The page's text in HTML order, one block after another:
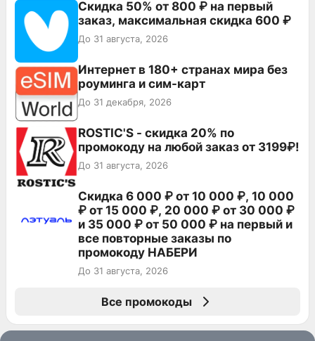
Скидка 50% от 800 ₽ на первый
заказ, максимальная скидка 600 ₽
До 31 августа, 2026
Интернет в 180+ странах мира без
роуминга и сим-карт
До 31 декабря, 2026
ROSTIC'S - скидка 20% по
промокоду на любой заказ от 3199₽!
До 31 августа, 2026
Скидка 6 000 ₽ от 10 000 ₽, 10 000
₽ от 15 000 ₽, 20 000 ₽ от 30 000 ₽
и 35 000 ₽ от 50 000 ₽ на первый и
все повторные заказы по
промокоду НАБЕРИ
До 31 августа, 2026
Все промокоды